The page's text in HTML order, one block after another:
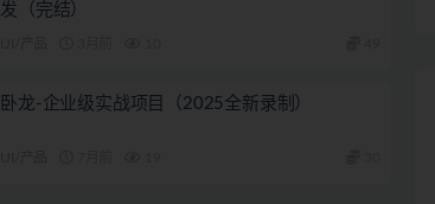
发（完结）
卧龙-企业级实战项目（2025全新录制）